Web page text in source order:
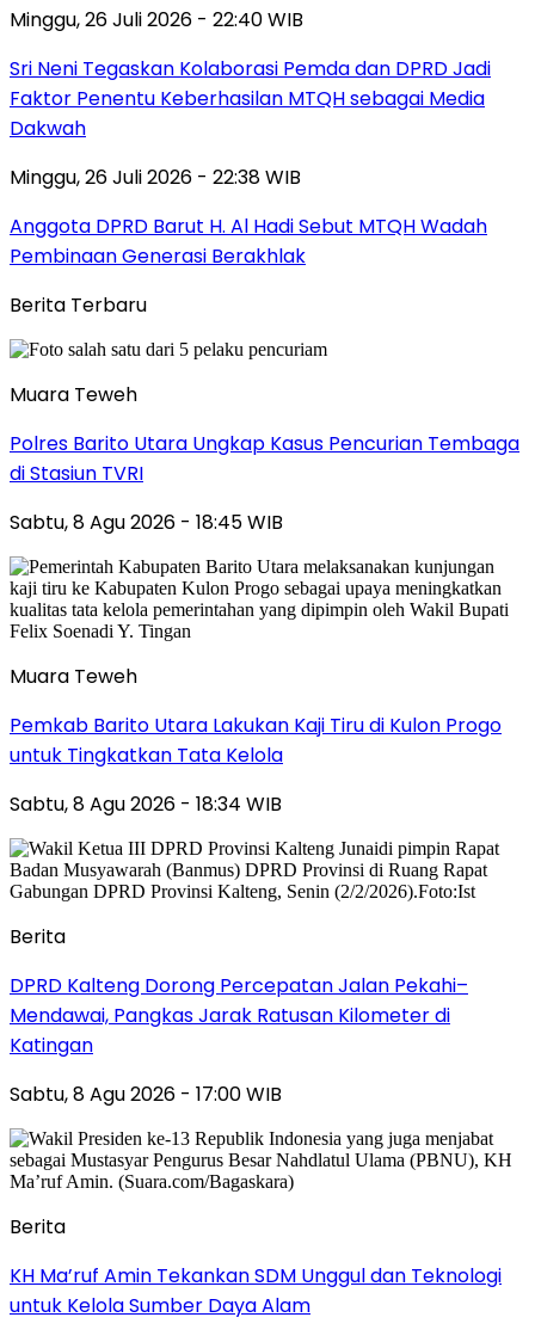
Minggu, 26 Juli 2026 - 22:40 WIB
Sri Neni Tegaskan Kolaborasi Pemda dan DPRD Jadi
Faktor Penentu Keberhasilan MTQH sebagai Media
Dakwah
Minggu, 26 Juli 2026 - 22:38 WIB
Anggota DPRD Barut H. Al Hadi Sebut MTQH Wadah
Pembinaan Generasi Berakhlak
Berita Terbaru
Muara Teweh
Polres Barito Utara Ungkap Kasus Pencurian Tembaga
di Stasiun TVRI
Sabtu, 8 Agu 2026 - 18:45 WIB
Muara Teweh
Pemkab Barito Utara Lakukan Kaji Tiru di Kulon Progo
untuk Tingkatkan Tata Kelola
Sabtu, 8 Agu 2026 - 18:34 WIB
Berita
DPRD Kalteng Dorong Percepatan Jalan Pekahi–
Mendawai, Pangkas Jarak Ratusan Kilometer di
Katingan
Sabtu, 8 Agu 2026 - 17:00 WIB
Berita
KH Ma’ruf Amin Tekankan SDM Unggul dan Teknologi
untuk Kelola Sumber Daya Alam